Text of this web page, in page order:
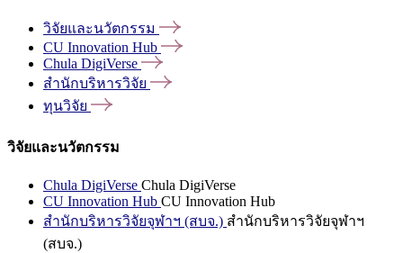
วิจัยและนวัตกรรม
CU Innovation Hub
Chula DigiVerse
สำนักบริหารวิจัย
ทุนวิจัย
วิจัยและนวัตกรรม
Chula DigiVerse Chula DigiVerse
CU Innovation Hub CU Innovation Hub
สำนักบริหารวิจัยจุฬาฯ (สบจ.) สำนักบริหารวิจัยจุฬาฯ
(สบจ.)